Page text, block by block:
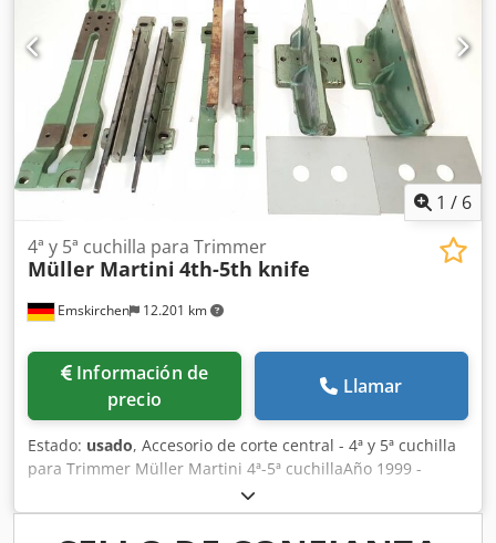
1 / 6
Emskirchen 12.201 km
4ª y 5ª cuchilla para Trimmer
Müller Martini 4th-5th knife
Información de
precio
Llamar
Estado: usado, Accesorio de corte central - 4ª y 5ª cuchilla
para Trimmer Müller Martini 4ª-5ª cuchillaAño 1999 -
Serial-No. DSS 2609 Online-Video-Inspección por Skype-
Video Estaríamos muy contentos con su visita - más
máquinas en Stock Disponible de inmediato - Puede ser